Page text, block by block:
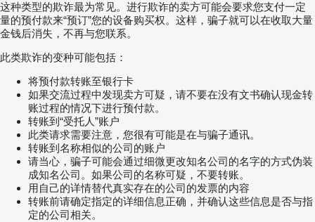
这种类型的欺诈最为常见。进行欺诈的卖方可能会要求您支付一定
量的预付款来“预订”您的设备购买权。这样，骗子就可以在收取大量
金钱后消失，不再与您联系。
此类欺诈的变种可能包括：
将预付款转账至银行卡
如果交流过程中发现卖方可疑，请不要在没有文书确认现金转
账过程的情况下进行预付款。
转账到“受托人”账户
此类请求需要注意，您很有可能是在与骗子通讯。
转账到名称相似的公司的账户
请当心，骗子可能会通过细微更改知名公司的名字的方式伪装
成知名公司。如果公司的名称可疑，不要转账。
用自己的详情替代真实存在的公司的发票的内容
转账前请确定指定的详细信息正确，并确认这些信息是否与指
定的公司相关。